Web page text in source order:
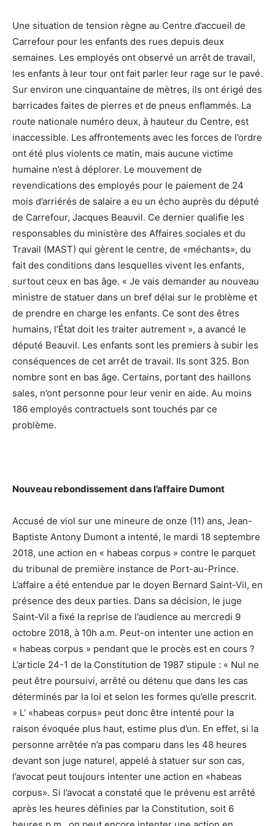
Une situation de tension règne au Centre d’accueil de
Carrefour pour les enfants des rues depuis deux
semaines. Les employés ont observé un arrêt de travail,
les enfants à leur tour ont fait parler leur rage sur le pavé.
Sur environ une cinquantaine de mètres, ils ont érigé des
barricades faites de pierres et de pneus enflammés. La
route nationale numéro deux, à hauteur du Centre, est
inaccessible. Les affrontements avec les forces de l’ordre
ont été plus violents ce matin, mais aucune victime
humaine n’est à déplorer. Le mouvement de
revendications des employés pour le paiement de 24
mois d’arriérés de salaire a eu un écho auprès du député
de Carrefour, Jacques Beauvil. Ce dernier qualifie les
responsables du ministère des Affaires sociales et du
Travail (MAST) qui gèrent le centre, de «méchants», du
fait des conditions dans lesquelles vivent les enfants,
surtout ceux en bas âge. « Je vais demander au nouveau
ministre de statuer dans un bref délai sur le problème et
de prendre en charge les enfants. Ce sont des êtres
humains, l’État doit les traiter autrement », a avancé le
député Beauvil. Les enfants sont les premiers à subir les
conséquences de cet arrêt de travail. Ils sont 325. Bon
nombre sont en bas âge. Certains, portant des haillons
sales, n’ont personne pour leur venir en aide. Au moins
186 employés contractuels sont touchés par ce
problème.
Nouveau rebondissement dans l’affaire Dumont
Accusé de viol sur une mineure de onze (11) ans, Jean-
Baptiste Antony Dumont a intenté, le mardi 18 septembre
2018, une action en « habeas corpus » contre le parquet
du tribunal de première instance de Port-au-Prince.
L’affaire a été entendue par le doyen Bernard Saint-Vil, en
présence des deux parties. Dans sa décision, le juge
Saint-Vil a fixé la reprise de l’audience au mercredi 9
octobre 2018, à 10h a.m. Peut-on intenter une action en
« habeas corpus » pendant que le procès est en cours ?
L’article 24-1 de la Constitution de 1987 stipule : « Nul ne
peut être poursuivi, arrêté ou détenu que dans les cas
déterminés par la loi et selon les formes qu’elle prescrit.
» L’ «habeas corpus» peut donc être intenté pour la
raison évoquée plus haut, estime plus d’un. En effet, si la
personne arrêtée n’a pas comparu dans les 48 heures
devant son juge naturel, appelé à statuer sur son cas,
l’avocat peut toujours intenter une action en «habeas
corpus». Si l’avocat a constaté que le prévenu est arrêté
après les heures définies par la Constitution, soit 6